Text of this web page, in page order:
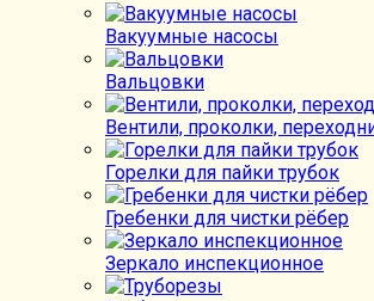
Вакуумные насосы
Вальцовки
Вентили, проколки,
Горелки для пайки трубок
Гребенки для чистки рёбер
Зеркало инспекционное